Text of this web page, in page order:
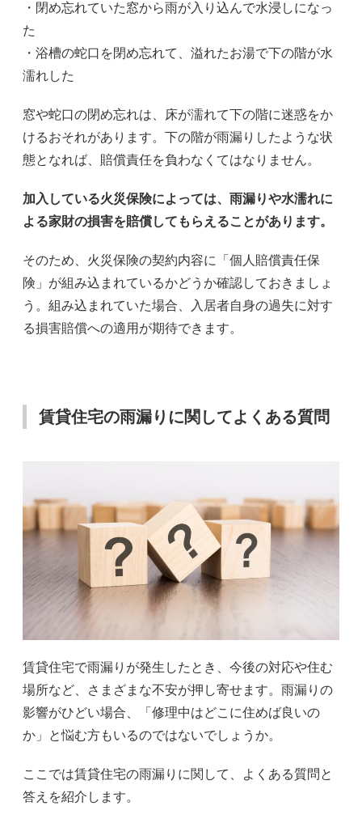
・閉め忘れていた窓から雨が入り込んで水浸しになっ
た
・浴槽の蛇口を閉め忘れて、溢れたお湯で下の階が水
濡れした
窓や蛇口の閉め忘れは、床が濡れて下の階に迷惑をか
けるおそれがあります。下の階が雨漏りしたような状
態となれば、賠償責任を負わなくてはなりません。
加入している火災保険によっては、雨漏りや水濡れに
よる家財の損害を賠償してもらえることがあります。
そのため、火災保険の契約内容に「個人賠償責任保
険」が組み込まれているかどうか確認しておきましょ
う。組み込まれていた場合、入居者自身の過失に対す
る損害賠償への適用が期待できます。
賃貸住宅の雨漏りに関してよくある質問
賃貸住宅で雨漏りが発生したとき、今後の対応や住む
場所など、さまざまな不安が押し寄せます。雨漏りの
影響がひどい場合、「修理中はどこに住めば良いの
か」と悩む方もいるのではないでしょうか。
ここでは賃貸住宅の雨漏りに関して、よくある質問と
答えを紹介します。